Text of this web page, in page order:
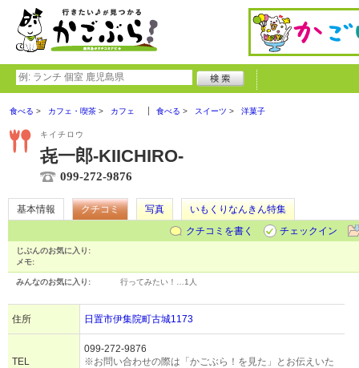
食べる カフェ・喫茶 カフェ 食べる スイーツ 洋菓子
キイチロウ
㐂一郎-KIICHIRO-
099-272-9876
基本情報 クチコミ 写真
いもくりなんきん特集
クチコミを書く
チェックイン
じぶんのお気に入り:
メモ:
みんなのお気に入り: 行ってみたい！… 1人
住所 日置市伊集院町古城1173
TEL
099-272-9876
※お問い合わせの際は「かごぶら！を見た」とお伝えいた